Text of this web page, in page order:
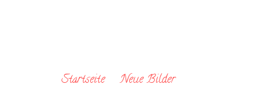
Startseite Neue Bilder